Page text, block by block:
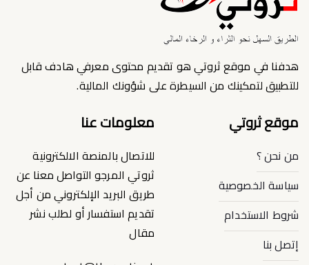
هدفنا في موقع ثروتي هو تقديم محتوى معرفي هادف قابل
للتطبيق لتمكينك من السيطرة على شؤونك المالية.
موقع ثروتي
من نحن ؟
سياسة الخصوصية
شروط الاستخدام
إتصل بنا
معلومات عنا
للاتصال بالمنصة الالكترونية
ثروتي المرجو التواصل معنا عن
طريق البريد الإلكتروني من أجل
تقديم استفسار أو لطلب نشر
مقال